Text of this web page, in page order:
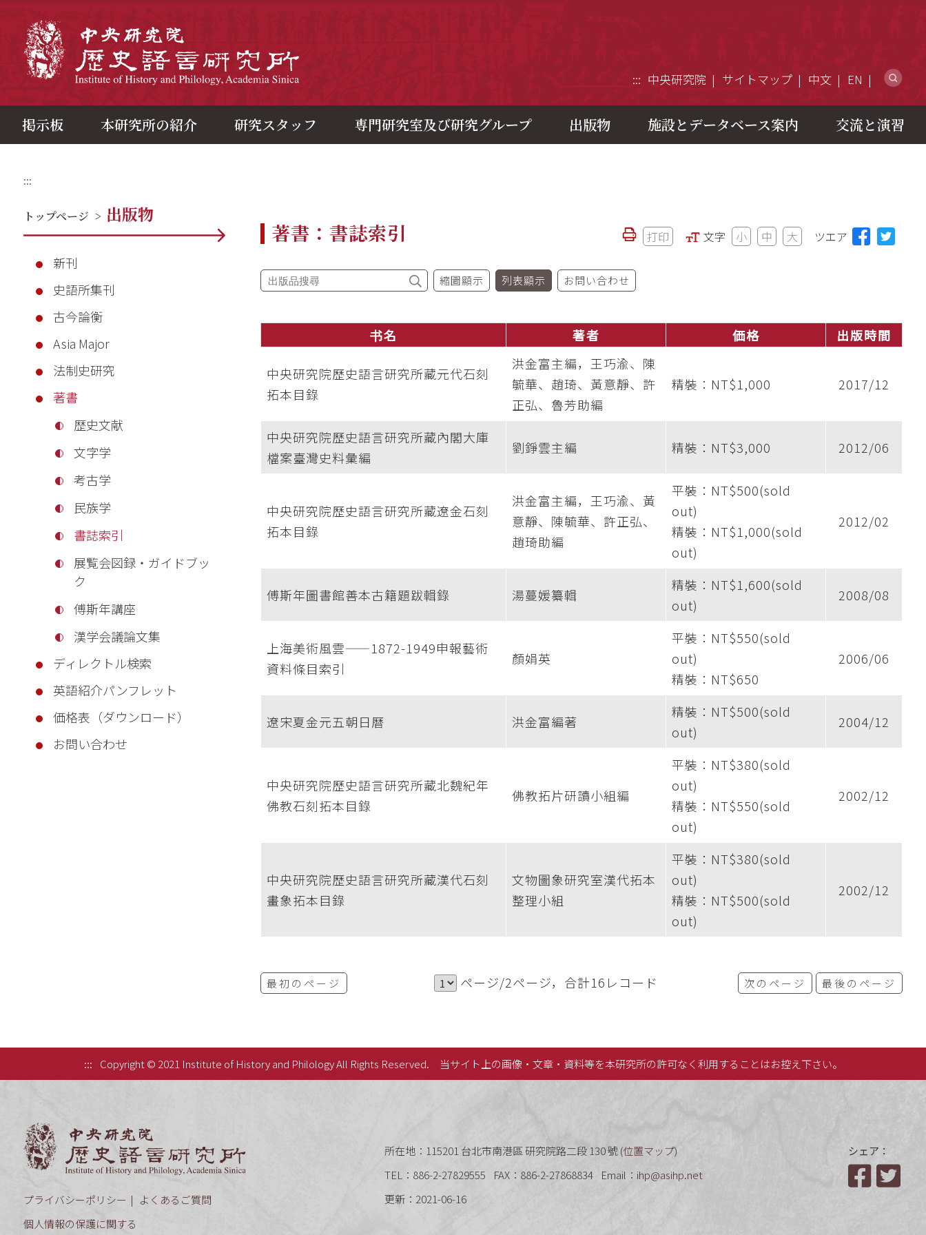
::: 中央研究院 サイトマップ 中文 EN
掲示板 本研究所の紹介 研究スタッフ 専門研究室及び研究グループ 出版物 施設とデータベース案内 交流と演習
:::
トップページ > 出版物
新刊
史語所集刊
古今論衡
Asia Major
法制史研究
著書
歴史文献
文字学
考古学
民族学
書誌索引
展覧会図録・ガイドブッ
ク
傅斯年講座
漢学会議論文集
ディレクトル検索
英語紹介パンフレット
価格表（ダウンロード）
お問い合わせ
著書：書誌索引 打印 文字 小 中 大 ツエア
縮圖顯示 列表顯示 お問い合わせ
书名 著者 価格 出版時間
中央研究院歷史語言研究所藏元代石刻
拓本目錄
洪金富主編，王巧渝、陳
毓華、趙琦、黃意靜、許
正弘、魯芳助編
精裝：NT$1,000 2017/12
中央研究院歷史語言研究所藏內閣大庫
檔案臺灣史料彙編
劉錚雲主編 精裝：NT$3,000 2012/06
中央研究院歷史語言研究所藏遼金石刻
拓本目錄
洪金富主編，王巧渝、黃
意靜、陳毓華、許正弘、
趙琦助編
平裝：NT$500(sold
out)
精裝：NT$1,000(sold
out)
2012/02
傅斯年圖書館善本古籍題跋輯錄 湯蔓媛纂輯
精裝：NT$1,600(sold
out)
2008/08
上海美術風雲——1872-1949申報藝術
資料條目索引
顏娟英
平裝：NT$550(sold
out)
精裝：NT$650
2006/06
遼宋夏金元五朝日曆 洪金富編著
精裝：NT$500(sold
out)
2004/12
中央研究院歷史語言研究所藏北魏紀年
佛教石刻拓本目錄
佛教拓片研讀小組編
平裝：NT$380(sold
out)
精裝：NT$550(sold
out)
2002/12
中央研究院歷史語言研究所藏漢代石刻
畫象拓本目錄
文物圖象研究室漢代拓本
整理小組
平裝：NT$380(sold
out)
精裝：NT$500(sold
out)
2002/12
ページ/2ページ，合計16レコード
最初のページ 次のページ 最後のページ
::: Copyright © 2021 Institute of History and Philology All Rights Reserved. 当サイト上の画像・文章・資料等を本研究所の許可なく利用することはお控え下さい。
プライバシーポリシー
よくあるご質問
個人情報の保護に関する
所在地：115201 台北市南港區 研究院路二段 130 號 (位置マップ)
TEL：886-2-27829555
FAX：886-2-27868834 Email： ihp@asihp.net
更新：2021-06-16
シェア：
Facebook